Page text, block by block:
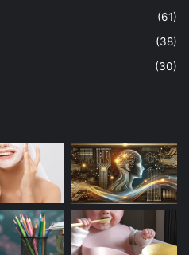
(61)
(38)
(30)